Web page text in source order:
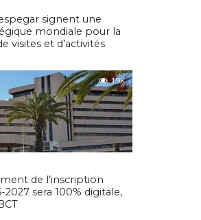
signent une
mondiale pour la
visites et d’activités
1.9K
de l’inscription
2027 sera 100% digitale,